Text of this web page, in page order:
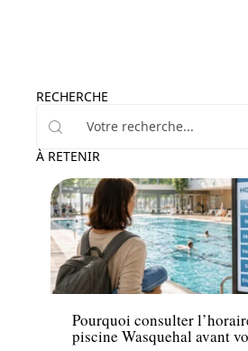
RECHERCHE
À RETENIR
Enfant
Pourquoi consulter
piscine Wasquehal avant